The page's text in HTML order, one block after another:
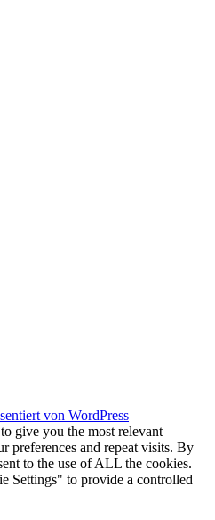
von WordPress
give you the most relevant
preferences and repeat visits. By
to the use of ALL the cookies.
Settings" to provide a controlled